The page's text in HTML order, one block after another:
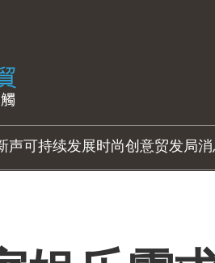
声可持续发展时尚创意贸发局消